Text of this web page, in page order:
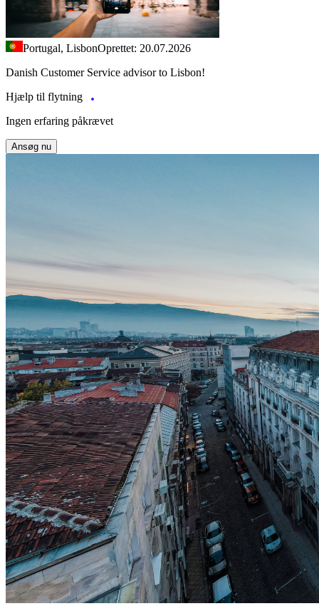
Portugal, LisbonOprettet: 20.07.2026
Danish Customer Service advisor to Lisbon!
Hjælp til flytning
Ingen erfaring påkrævet
Ansøg nu